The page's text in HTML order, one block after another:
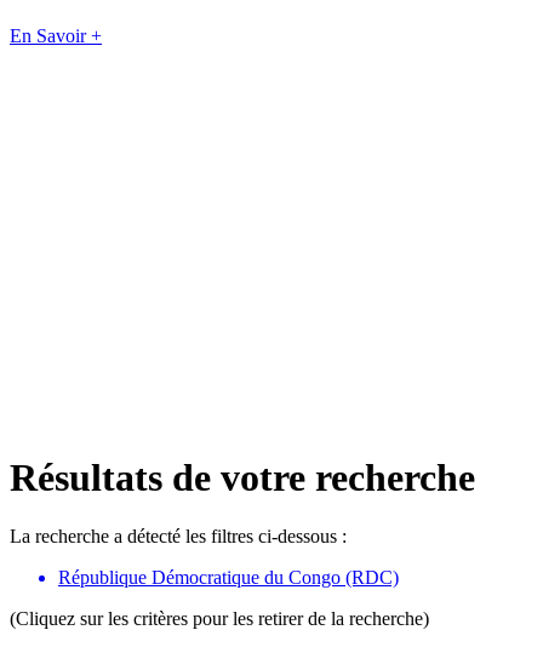
En Savoir +
Résultats de votre recherche
La recherche a détecté les filtres ci-dessous :
République Démocratique du Congo (RDC)
(Cliquez sur les critères pour les retirer de la recherche)